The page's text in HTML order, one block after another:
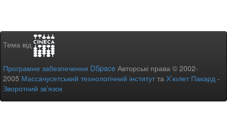
Тема від
Програмне забезпечення DSpace Авторські права © 2002-
2005 Массачусетський технологічний інститутта Х’юлет Пакард -
Зворотний зв’язок